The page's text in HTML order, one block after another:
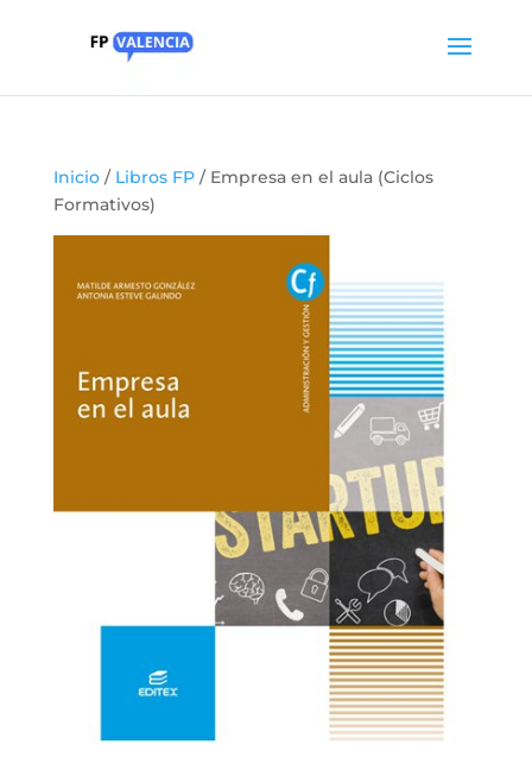
Inicio/ Libros FP/ Empresa en el aula (Ciclos
Formativos)